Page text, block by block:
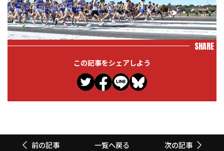
SHARE
この記事をシェアしよう
前の記事 一覧へ戻る 次の記事